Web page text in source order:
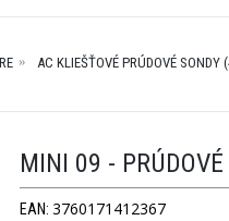
AC KLIEŠŤOVÉ PRÚDOVÉ SONDY
MINI 09 -
EAN: 3760171412367